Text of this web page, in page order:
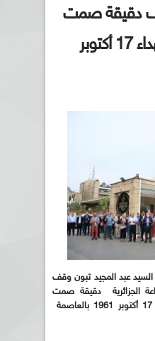
تقف دقيقة صمت
ترحما على أرواح شهداء 17 أكتوبر
السيد عبد المجيد تبون وقف
الجزائرية دقيقة صمت
ترحما على أرواح شهداء مجازر 17 أكتوبر 1961 بالعاصمة